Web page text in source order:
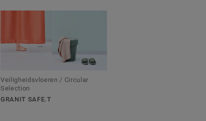
Veiligheidsvloeren / Circular
Selection
GRANIT SAFE.T